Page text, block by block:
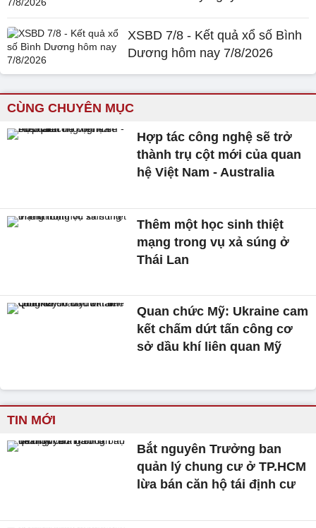
XSBD 7/8 - Kết quả xổ số Bình
Dương hôm nay 7/8/2026
CÙNG CHUYÊN MỤC
Hợp tác công nghệ sẽ trở
thành trụ cột mới của quan
hệ Việt Nam - Australia
Thêm một học sinh thiệt
mạng trong vụ xả súng ở
Thái Lan
Quan chức Mỹ: Ukraine cam
kết chấm dứt tấn công cơ
sở dầu khí liên quan Mỹ
TIN MỚI
Bắt nguyên Trưởng ban
quản lý chung cư ở TP.HCM
lừa bán căn hộ tái định cư